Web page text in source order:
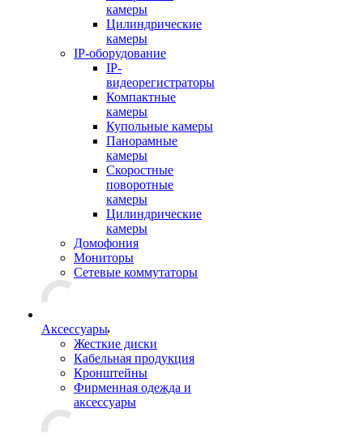
камеры
Цилиндрические
камеры
IP-оборудование
IP-
видеорегистраторы
Компактные
камеры
Купольные камеры
Панорамные
камеры
Скоростные
поворотные
камеры
Цилиндрические
камеры
Домофония
Мониторы
Сетевые коммутаторы
Аксессуары
Жесткие диски
Кабельная продукция
Кронштейны
Фирменная одежда и
аксессуары